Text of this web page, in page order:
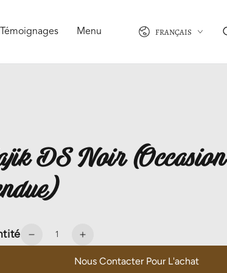
Témoignages Menu
Langue
FRANÇAIS
DS Noir (Occasion
Réduire
Augmenter
quantité
Nous Contacter Pour L'achat